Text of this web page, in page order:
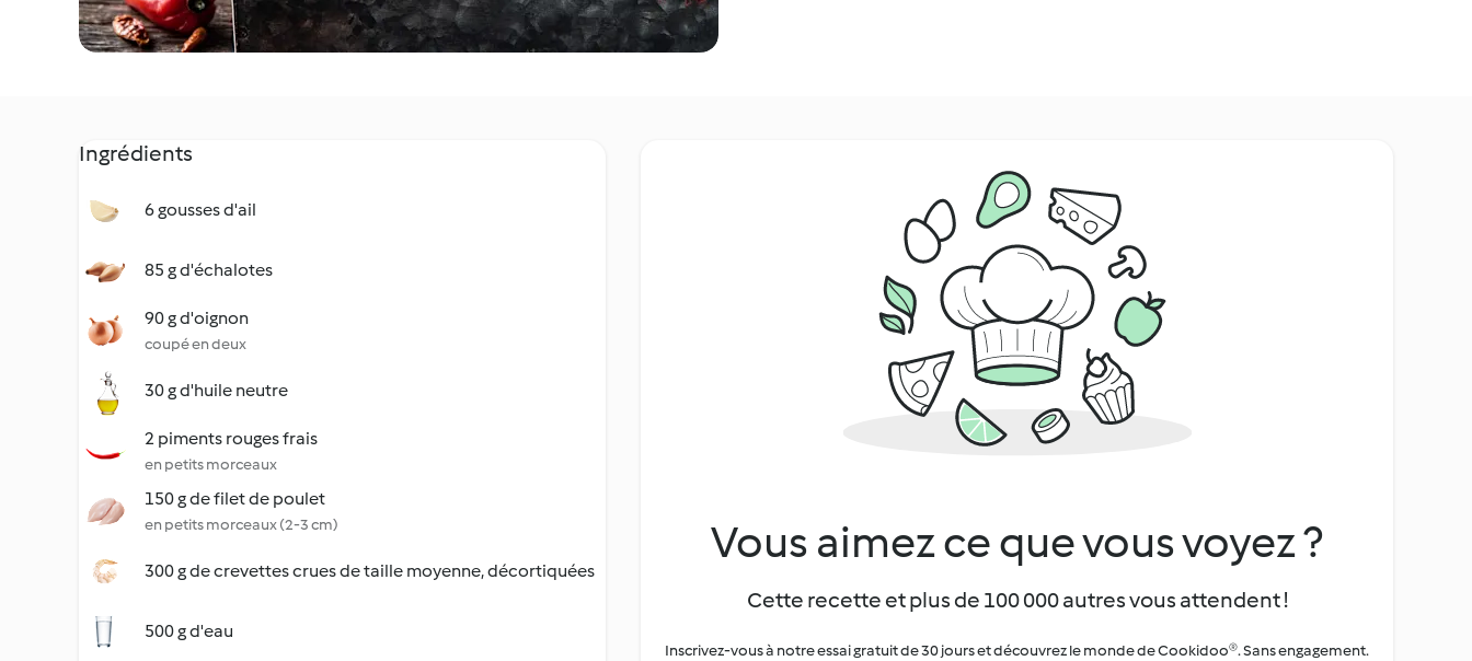
Ingrédients
6 gousses d'ail
85 g d'échalotes
90 g d'oignon
coupé en deux
30 g d'huile neutre
2 piments rouges frais
en petits morceaux
150 g de filet de poulet
en petits morceaux (2-3 cm)
300 g de crevettes crues de taille moyenne, décortiquées
500 g d'eau
Vous aimez ce que vous voyez ?
Cette recette et plus de 100 000 autres vous attendent !
Inscrivez-vous à notre essai gratuit de 30 jours et découvrez le monde de Cookidoo®. Sans engagement.